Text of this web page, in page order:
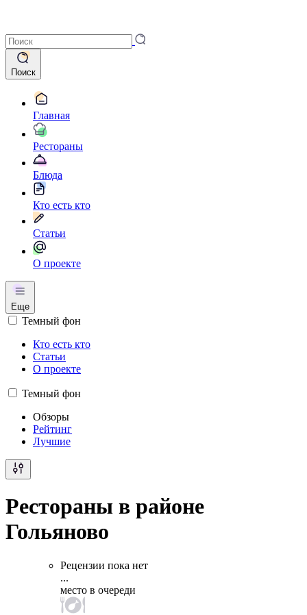
Поиск
Главная
Рестораны
Блюда
Кто есть кто
Статьи
О проекте
Еще
Темный фон
Кто есть кто
Статьи
О проекте
Темный фон
Обзоры
Рейтинг
Лучшие
Рестораны в районе
Гольяново
Рецензии пока нет
...
место в очереди